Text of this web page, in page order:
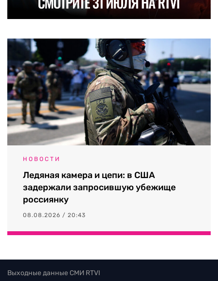
НОВОСТИ
Ледяная камера и цепи: в США
задержали запросившую убежище
россиянку
08.08.2026 / 20:43
Выходные данные СМИ RTVI